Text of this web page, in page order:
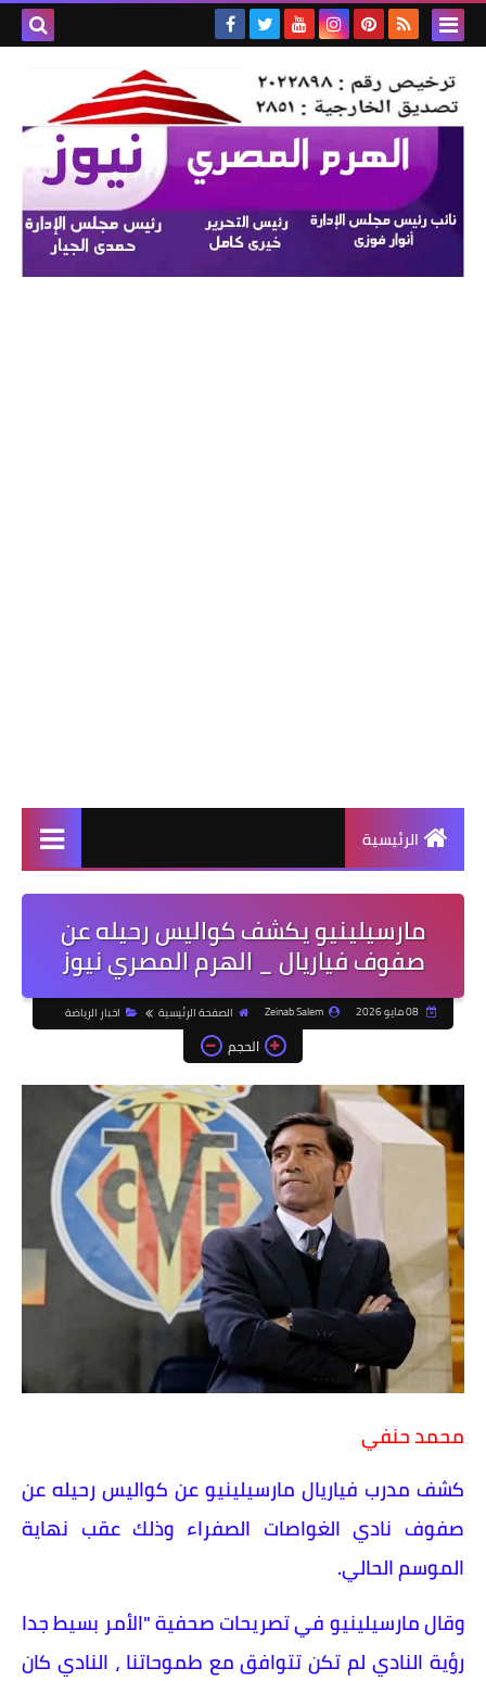
الرئيسية
مارسيلينيو يكشف كواليس رحيله عن
صفوف فياريال _ الهرم المصري نيوز
08 مايو 2026 Zeinab Salem الصفحة الرئيسية اخبار الرياضة
الحجم
محمد حنفي
كشف مدرب فياريال مارسيلينيو عن كواليس رحيله عن
صفوف نادي الغواصات الصفراء وذلك عقب نهاية
الموسم الحالي.
وقال مارسيلينيو في تصريحات صحفية "الأمر بسيط جدا
رؤية النادي لم تكن تتوافق مع طموحاتنا ، النادي كان